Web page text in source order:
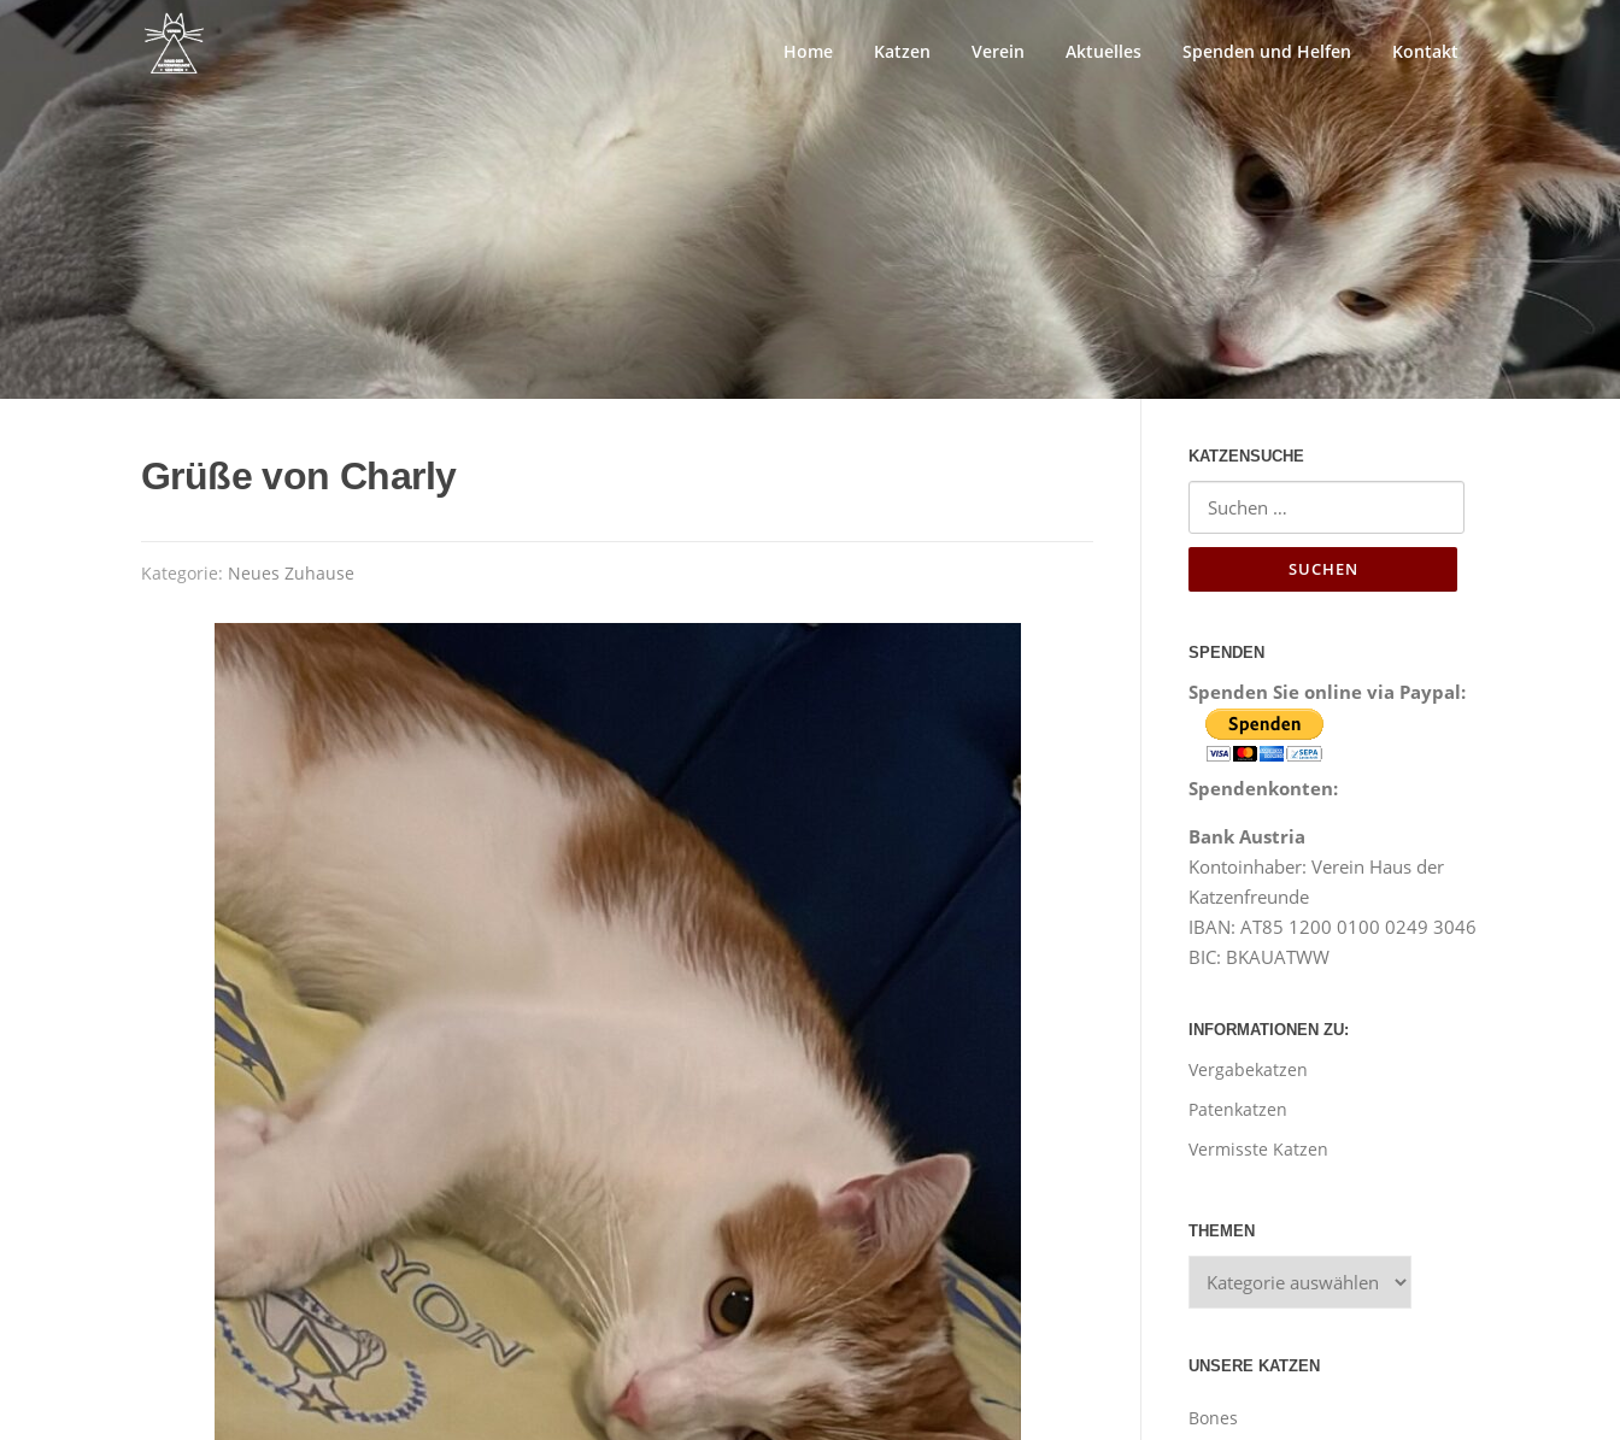
Home Katzen Verein Aktuelles Spenden und Helfen Kontakt
Grüße von Charly
Kategorie: Neues Zuhause
KATZENSUCHE
SPENDEN
Spenden Sie online via Paypal:
Spendenkonten:
Bank Austria
Kontoinhaber: Verein Haus der
Katzenfreunde
IBAN: AT85 1200 0100 0249 3046
BIC: BKAUATWW
INFORMATIONEN ZU:
Vergabekatzen
Patenkatzen
Vermisste Katzen
THEMEN
UNSERE KATZEN
Bones